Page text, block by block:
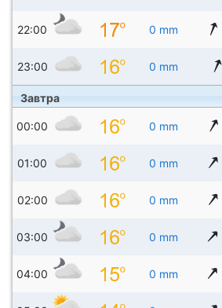
22:00 0 mm
23:00 0 mm
Завтра
00:00 0 mm
01:00 0 mm
02:00 0 mm
03:00 0 mm
04:00 0 mm